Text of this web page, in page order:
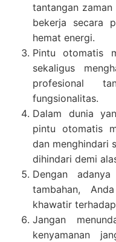
tantangan
bekerja secara
hemat energi.
Pintu otomatis
sekaligus
profesional
fungsionalitas.
Dalam dunia
pintu otomatis
dan menghindari
dihindari demi
Dengan
tambahan,
khawatir
Jangan
kenyamanan